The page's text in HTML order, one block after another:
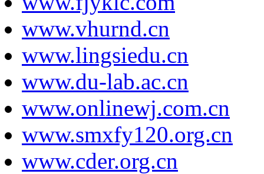
www.vhurnd.cn
www.lingsiedu.cn
www.du-lab.ac.cn
www.onlinewj.com.cn
www.smxfy120.org.cn
www.cder.org.cn